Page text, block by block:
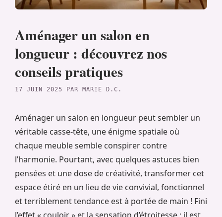
Aménager un salon en
longueur : découvrez nos
conseils pratiques
17 JUIN 2025 PAR MARIE D.C.
Aménager un salon en longueur peut sembler un
véritable casse-tête, une énigme spatiale où
chaque meuble semble conspirer contre
l’harmonie. Pourtant, avec quelques astuces bien
pensées et une dose de créativité, transformer cet
espace étiré en un lieu de vie convivial, fonctionnel
et terriblement tendance est à portée de main ! Fini